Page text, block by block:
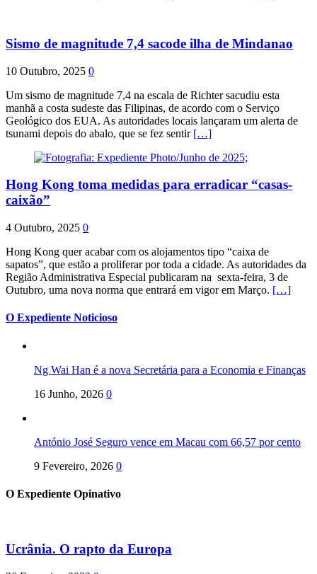
Sismo de magnitude 7,4 sacode ilha de Mindanao
10 Outubro, 2025 0
Um sismo de magnitude 7,4 na escala de Richter sacudiu esta
manhã a costa sudeste das Filipinas, de acordo com o Serviço
Geológico dos EUA. As autoridades locais lançaram um alerta de
tsunami depois do abalo, que se fez sentir […]
Hong Kong toma medidas para erradicar “casas-
caixão”
4 Outubro, 2025 0
Hong Kong quer acabar com os alojamentos tipo “caixa de
sapatos”, que estão a proliferar por toda a cidade. As autoridades da
Região Administrativa Especial publicaram na sexta-feira, 3 de
Outubro, uma nova norma que entrará em vigor em Março. […]
O Expediente Noticioso
Ng Wai Han é a nova Secretária para a Economia e Finanças
16 Junho, 2026 0
António José Seguro vence em Macau com 66,57 por cento
9 Fevereiro, 2026 0
O Expediente Opinativo
Ucrânia. O rapto da Europa